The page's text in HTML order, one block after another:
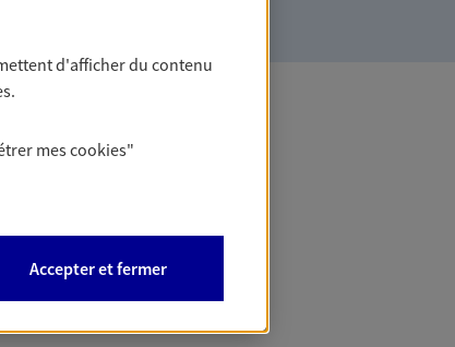
d'afficher du contenu
mescookies"
Accepter et fermer